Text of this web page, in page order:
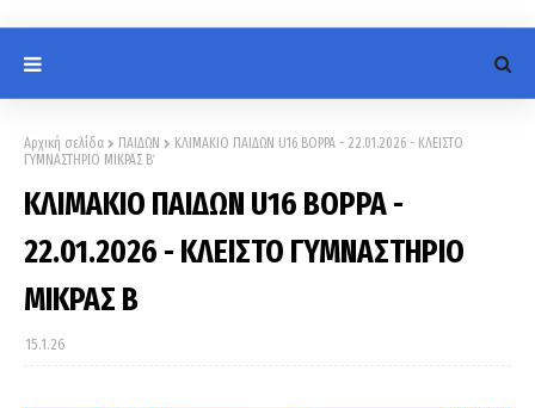
Αρχική σελίδα ΠΑΙΔΩΝ
ΚΛΙΜΑΚΙΟ ΠΑΙΔΩΝ U16 ΒΟΡΡΑ - 22.01.2026 - ΚΛΕΙΣΤΟ
ΓΥΜΝΑΣΤΗΡΙΟ ΜΙΚΡΑΣ Β΄
ΚΛΙΜΑΚΙΟ ΠΑΙΔΩΝ U16 ΒΟΡΡΑ -
22.01.2026 - ΚΛΕΙΣΤΟ ΓΥΜΝΑΣΤΗΡΙΟ
ΜΙΚΡΑΣ Β΄
15.1.26